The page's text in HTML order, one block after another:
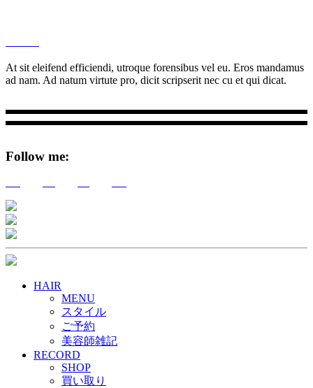
At sit eleifend efficiendi, utroque forensibus vel eu. Eros mandamus
ad nam. Ad natum virtute pro, dicit scripserit nec cu et qui dicat.
Follow me:
HAIR
MENU
スタイル
ご予約
美容師雑記
RECORD
SHOP
買い取り